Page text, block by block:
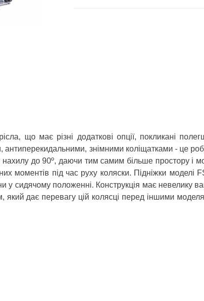
що має різні додаткові опції, покликані
знімними коліщатками - це
до 90º, даючи тим самим більше простору і
моментів під час руху коляски. Підніжки
сидячому положенні. Конструкція має невелику
дає перевагу цій колясці перед іншими